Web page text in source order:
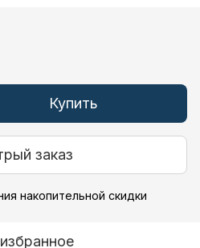
Купить
заказ
накопительной скидки